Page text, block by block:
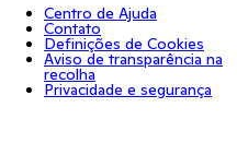
Centro de Ajuda
Contato
Definições de Cookies
Aviso de transparência na
recolha
Privacidade e segurança